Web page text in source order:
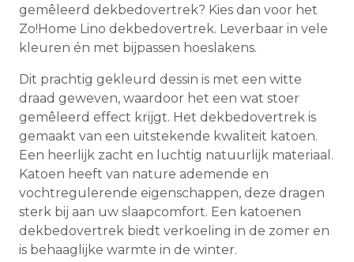
gemêleerd dekbedovertrek? Kies dan voor het
Zo!Home Lino dekbedovertrek. Leverbaar in vele
kleuren én met bijpassen hoeslakens.
Dit prachtig gekleurd dessin is met een witte
draad geweven, waardoor het een wat stoer
gemêleerd effect krijgt. Het dekbedovertrek is
gemaakt van een uitstekende kwaliteit katoen.
Een heerlijk zacht en luchtig natuurlijk materiaal.
Katoen heeft van nature ademende en
vochtregulerende eigenschappen, deze dragen
sterk bij aan uw slaapcomfort. Een katoenen
dekbedovertrek biedt verkoeling in de zomer en
is behaaglijke warmte in de winter.